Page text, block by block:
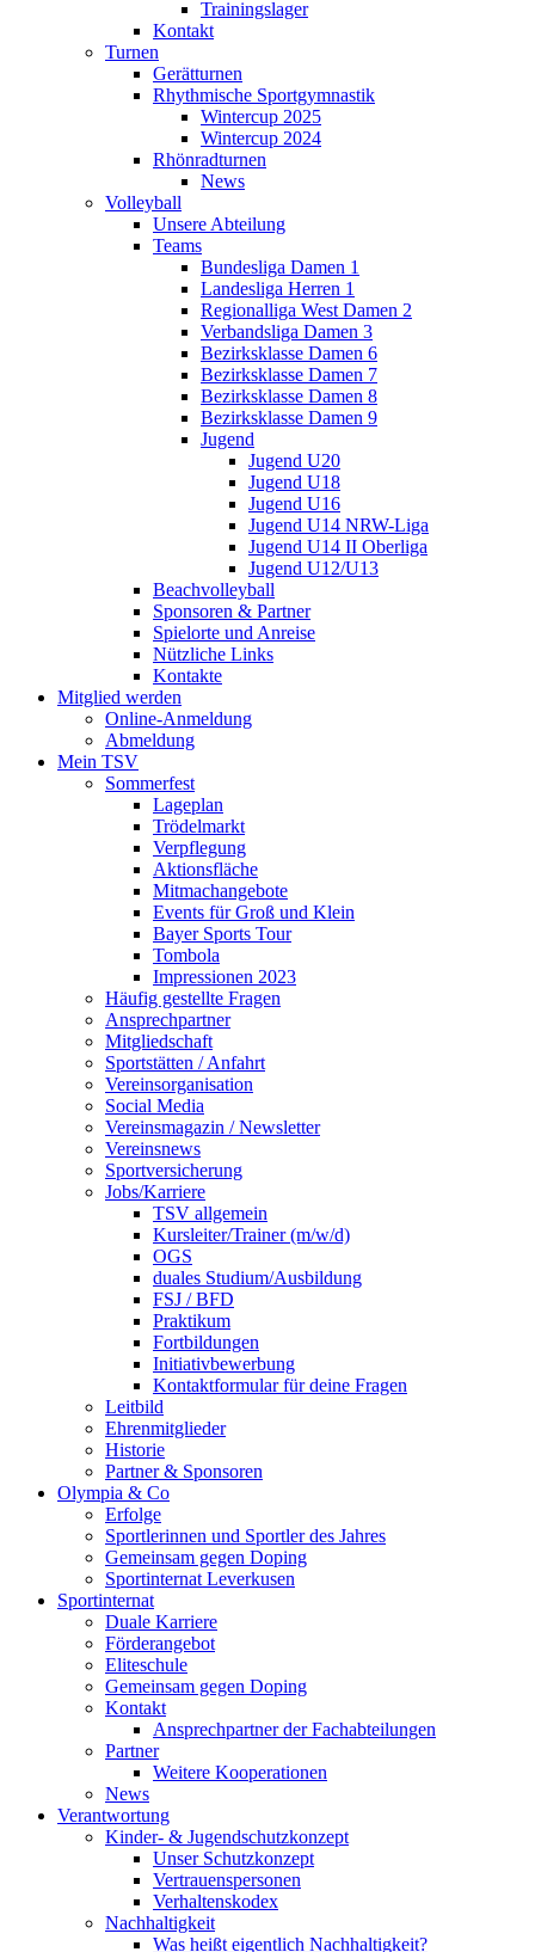
Trainingslager
Kontakt
Turnen
Gerätturnen
Rhythmische Sportgymnastik
Wintercup 2025
Wintercup 2024
Rhönradturnen
News
Volleyball
Unsere Abteilung
Teams
Bundesliga Damen 1
Landesliga Herren 1
Regionalliga West Damen 2
Verbandsliga Damen 3
Bezirksklasse Damen 6
Bezirksklasse Damen 7
Bezirksklasse Damen 8
Bezirksklasse Damen 9
Jugend
Jugend U20
Jugend U18
Jugend U16
Jugend U14 NRW-Liga
Jugend U14 II Oberliga
Jugend U12/U13
Beachvolleyball
Sponsoren & Partner
Spielorte und Anreise
Nützliche Links
Kontakte
Mitglied werden
Online-Anmeldung
Abmeldung
Mein TSV
Sommerfest
Lageplan
Trödelmarkt
Verpflegung
Aktionsfläche
Mitmachangebote
Events für Groß und Klein
Bayer Sports Tour
Tombola
Impressionen 2023
Häufig gestellte Fragen
Ansprechpartner
Mitgliedschaft
Sportstätten / Anfahrt
Vereinsorganisation
Social Media
Vereinsmagazin / Newsletter
Vereinsnews
Sportversicherung
Jobs/Karriere
TSV allgemein
Kursleiter/Trainer (m/w/d)
OGS
duales Studium/Ausbildung
FSJ / BFD
Praktikum
Fortbildungen
Initiativbewerbung
Kontaktformular für deine Fragen
Leitbild
Ehrenmitglieder
Historie
Partner & Sponsoren
Olympia & Co
Erfolge
Sportlerinnen und Sportler des Jahres
Gemeinsam gegen Doping
Sportinternat Leverkusen
Sportinternat
Duale Karriere
Förderangebot
Eliteschule
Gemeinsam gegen Doping
Kontakt
Ansprechpartner der Fachabteilungen
Partner
Weitere Kooperationen
News
Verantwortung
Kinder- & Jugendschutzkonzept
Unser Schutzkonzept
Vertrauenspersonen
Verhaltenskodex
Nachhaltigkeit
Was heißt eigentlich Nachhaltigkeit?